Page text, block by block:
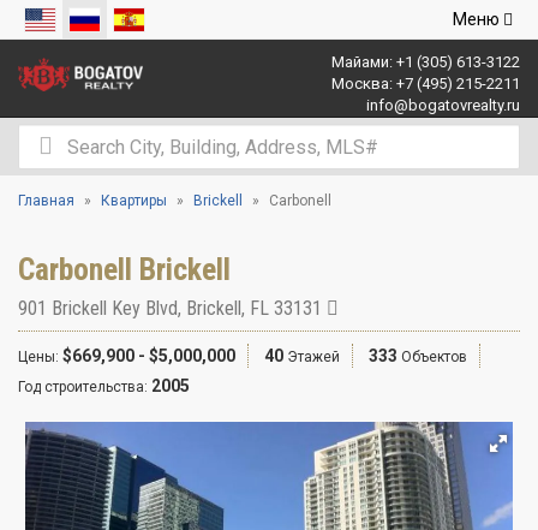
Открыть
Меню
Майами: +1 (305) 613-3122
Москва: +7 (495) 215-2211
info@bogatovrealty.ru
Главная Квартиры Brickell Carbonell
Carbonell Brickell
901 Brickell Key Blvd, Brickell, FL 33131
Цены: $669,900 - $5,000,000 40 Этажей 333 Объектов
Год строительства: 2005